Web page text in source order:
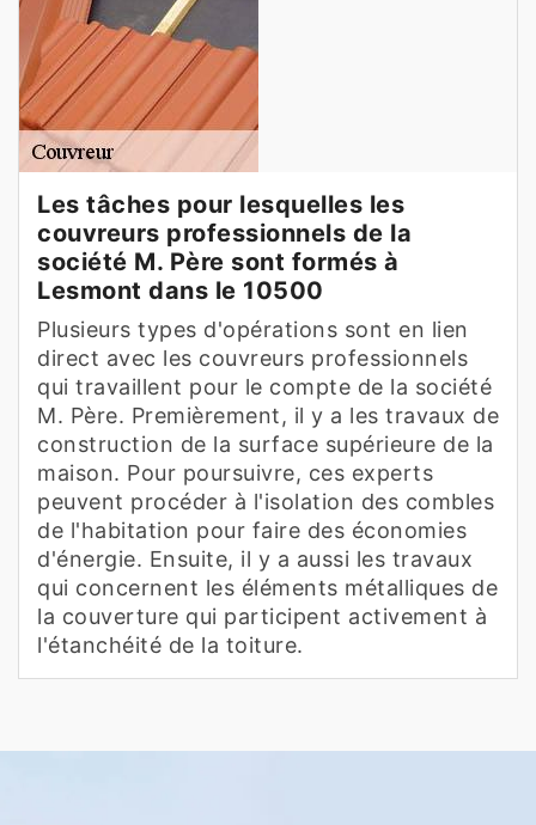
Les tâches pour lesquelles les
couvreurs professionnels de la
société M. Père sont formés à
Lesmont dans le 10500
Plusieurs types d'opérations sont en lien
direct avec les couvreurs professionnels
qui travaillent pour le compte de la société
M. Père. Premièrement, il y a les travaux de
construction de la surface supérieure de la
maison. Pour poursuivre, ces experts
peuvent procéder à l'isolation des combles
de l'habitation pour faire des économies
d'énergie. Ensuite, il y a aussi les travaux
qui concernent les éléments métalliques de
la couverture qui participent activement à
l'étanchéité de la toiture.